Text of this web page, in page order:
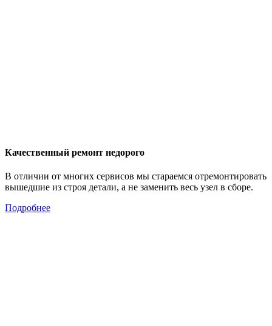
Качественный ремонт недорого
В отличии от многих сервисов мы стараемся отремонтировать
вышедшие из строя детали, а не заменить весь узел в сборе.
Подробнее